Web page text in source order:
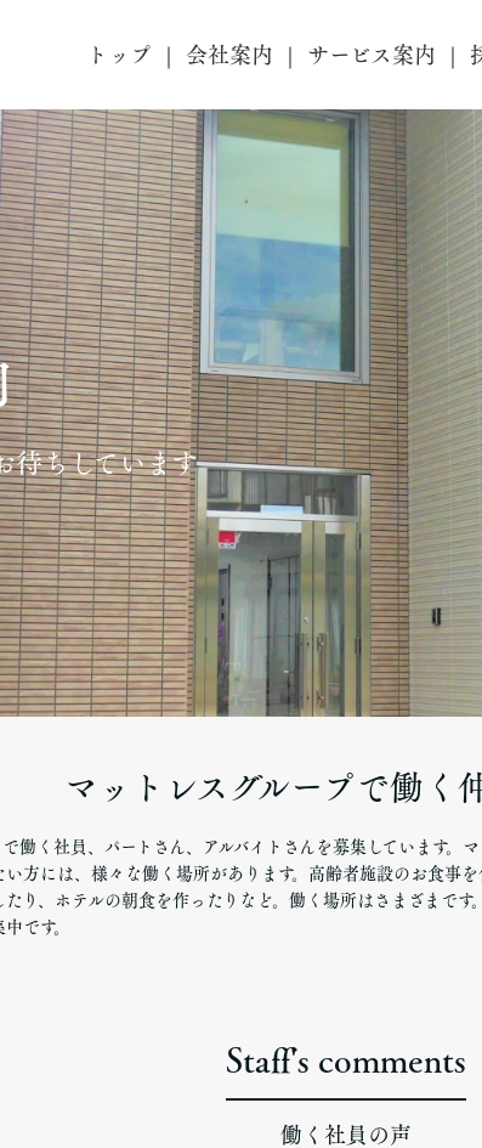
トップ 会社案内 サービス案内
待ちしています
マットレスグループで働く
働く社員、パートさん、アルバイトさんを募集しています。
い方には、様々な働く場所があります。高齢者施設のお食事
たり、ホテルの朝食を作ったりなど。働く場所はさまざまで
です。
Staff's comments
働く社員の声